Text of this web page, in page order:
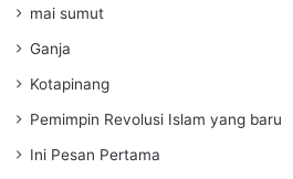
mai sumut
Ganja
Kotapinang
Pemimpin Revolusi Islam yang baru
Ini Pesan Pertama